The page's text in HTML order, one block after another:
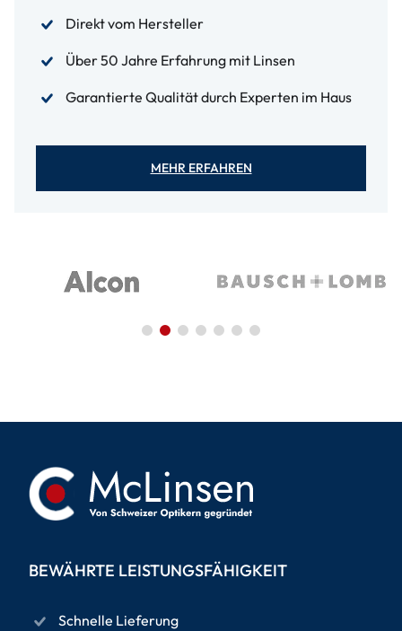
Direkt vom Hersteller
Über 50 Jahre Erfahrung mit Linsen
Garantierte Qualität durch Experten im Haus
MEHR ERFAHREN
BEWÄHRTE LEISTUNGSFÄHIGKEIT
Schnelle Lieferung